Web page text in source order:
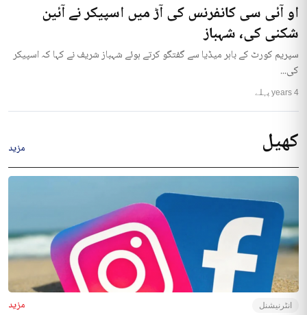
او آئی سی کانفرنس کی آڑ میں اسپیکر نے آئین
شکنی کی، شہباز
سپریم کورٹ کے باہر میڈیا سے گفتگو کرتے ہوئے شہباز شریف نے کہا کہ اسپیکر
کی...
4 years پہلے
کھیل مزید
انٹرنیشنل مزید